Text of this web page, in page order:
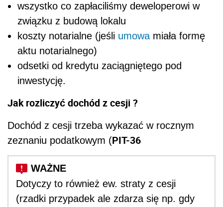
wszystko co zapłaciliśmy deweloperowi w
związku z budową lokalu
koszty notarialne (jeśli umowa miała formę
aktu notarialnego)
odsetki od kredytu zaciągniętego pod
inwestycję.
Jak rozliczyć dochód z cesji ?
Dochód z cesji trzeba wykazać w rocznym
zeznaniu podatkowym (PIT-36
Dotyczy to również ew. straty z cesji
(rzadki przypadek ale zdarza się np. gdy